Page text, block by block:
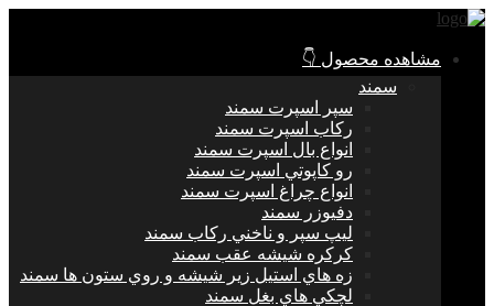
مشاهده محصول 👇
سمند
سپر اسپرت سمند
ركاب اسپرت سمند
انواع بال اسپرت سمند
رو كاپوتي اسپرت سمند
انواع چراغ اسپرت سمند
دفيوزر سمند
ليپ سپر و ناخني ركاب سمند
كركره شيشه عقب سمند
زه هاي استيل زير شيشه و روي ستون ها سمند
لچكي هاي بغل سمند